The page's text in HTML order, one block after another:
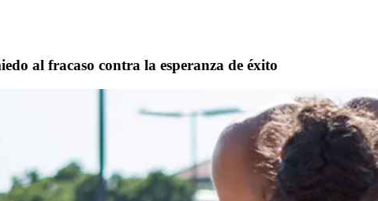
al fracaso contra la esperanza de éxito